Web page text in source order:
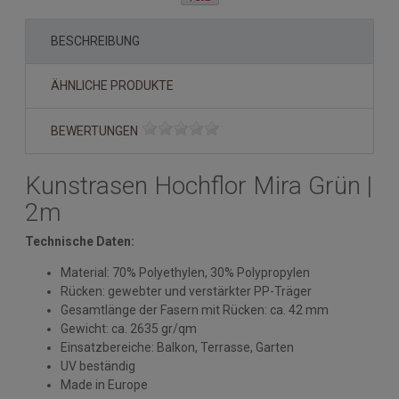
BESCHREIBUNG
ÄHNLICHE PRODUKTE
BEWERTUNGEN
Kunstrasen Hochflor Mira Grün |
2m
Technische Daten:
Material: 70% Polyethylen, 30% Polypropylen
Rücken: gewebter und verstärkter PP-Träger
Gesamtlänge der Fasern mit Rücken: ca. 42 mm
Gewicht: ca. 2635 gr/qm
Einsatzbereiche: Balkon, Terrasse, Garten
UV beständig
Made in Europe